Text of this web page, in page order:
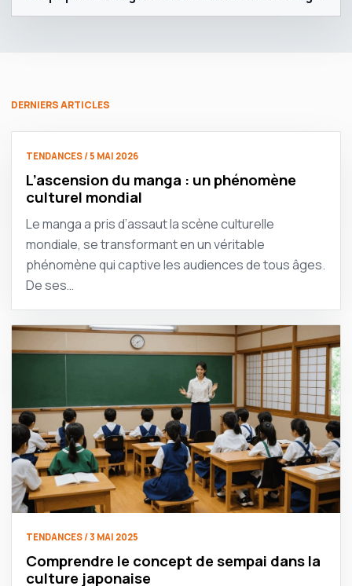
DERNIERS ARTICLES
TENDANCES / 5 MAI 2026
L’ascension du manga : un phénomène
culturel mondial
Le manga a pris d’assaut la scène culturelle
mondiale, se transformant en un véritable
phénomène qui captive les audiences de tous âges.
De ses…
TENDANCES / 3 MAI 2025
Comprendre le concept de sempai dans la
culture japonaise